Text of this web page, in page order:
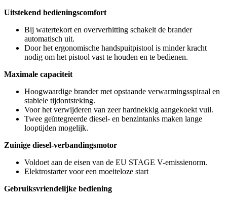
Uitstekend bedieningscomfort
Bij watertekort en oververhitting schakelt de brander
automatisch uit.
Door het ergonomische handspuitpistool is minder kracht
nodig om het pistool vast te houden en te bedienen.
Maximale capaciteit
Hoogwaardige brander met opstaande verwarmingsspiraal en
stabiele tijdontsteking.
Voor het verwijderen van zeer hardnekkig aangekoekt vuil.
Twee geïntegreerde diesel- en benzintanks maken lange
looptijden mogelijk.
Zuinige diesel-verbandingsmotor
Voldoet aan de eisen van de EU STAGE V-emissienorm.
Elektrostarter voor een moeiteloze start
Gebruiksvriendelijke bediening